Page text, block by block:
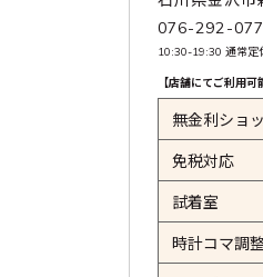
076-292-
10:30-19:30 通常定
【店舗にてご利用可
無金利ショ
免税対応
試着室
時計コマ調